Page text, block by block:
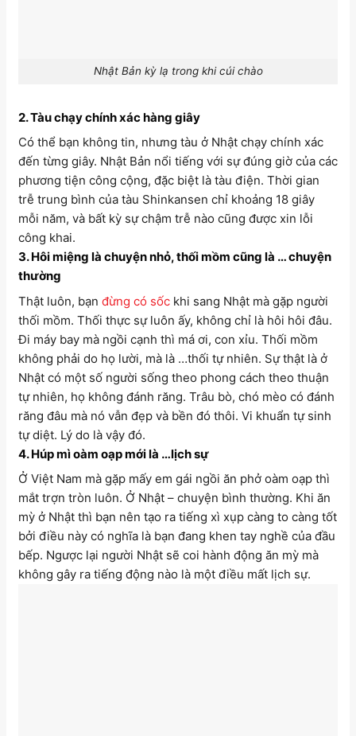
Nhật Bản kỳ lạ trong khi cúi chào
2. Tàu chạy chính xác hàng giây
Có thể bạn không tin, nhưng tàu ở Nhật chạy chính xác
đến từng giây. Nhật Bản nổi tiếng với sự đúng giờ của các
phương tiện công cộng, đặc biệt là tàu điện. Thời gian
trễ trung bình của tàu Shinkansen chỉ khoảng 18 giây
mỗi năm, và bất kỳ sự chậm trễ nào cũng được xin lỗi
công khai.
3. Hôi miệng là chuyện nhỏ, thối mồm cũng là … chuyện
thường
Thật luôn, bạn đừng có sốc khi sang Nhật mà gặp người
thối mồm. Thối thực sự luôn ấy, không chỉ là hôi hôi đâu.
Đi máy bay mà ngồi cạnh thì má ơi, con xỉu. Thối mồm
không phải do họ lười, mà là …thối tự nhiên. Sự thật là ở
Nhật có một số người sống theo phong cách theo thuận
tự nhiên, họ không đánh răng. Trâu bò, chó mèo có đánh
răng đâu mà nó vẫn đẹp và bền đó thôi. Vi khuẩn tự sinh
tự diệt. Lý do là vậy đó.
4. Húp mì oàm oạp mới là …lịch sự
Ở Việt Nam mà gặp mấy em gái ngồi ăn phở oàm oạp thì
mắt trợn tròn luôn. Ở Nhật – chuyện bình thường. Khi ăn
mỳ ở Nhật thì bạn nên tạo ra tiếng xì xụp càng to càng tốt
bởi điều này có nghĩa là bạn đang khen tay nghề của đầu
bếp. Ngược lại người Nhật sẽ coi hành động ăn mỳ mà
không gây ra tiếng động nào là một điều mất lịch sự.